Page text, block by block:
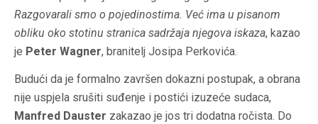
Razgovarali smo o pojedinostima. Već ima u pisanom
obliku oko stotinu stranica sadržaja njegova iskaza, kazao
je Peter Wagner, branitelj Josipa Perkovića.
Budući da je formalno završen dokazni postupak, a obrana
nije uspjela srušiti suđenje i postići izuzeće sudaca,
Manfred Dauster zakazao je jos tri dodatna ročista. Do